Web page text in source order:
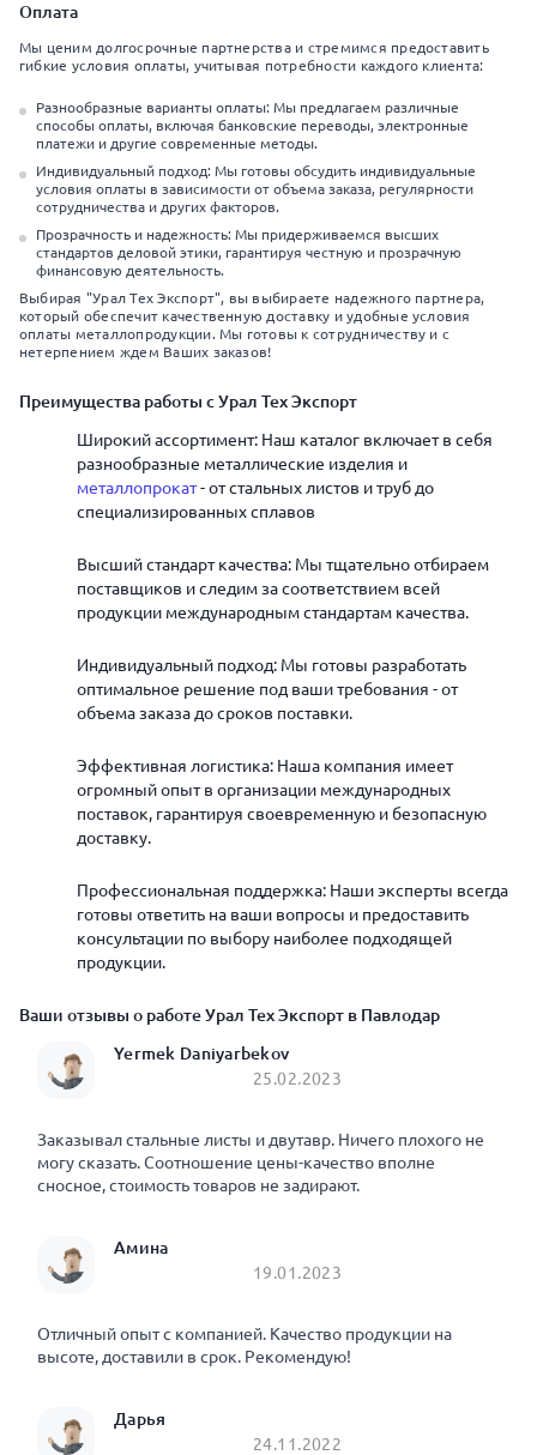
Оплата
Мы ценим долгосрочные партнерства и стремимся предоставить
гибкие условия оплаты, учитывая потребности каждого клиента:
Разнообразные варианты оплаты: Мы предлагаем различные
способы оплаты, включая банковские переводы, электронные
платежи и другие современные методы.
Индивидуальный подход: Мы готовы обсудить индивидуальные
условия оплаты в зависимости от объема заказа, регулярности
сотрудничества и других факторов.
Прозрачность и надежность: Мы придерживаемся высших
стандартов деловой этики, гарантируя честную и прозрачную
финансовую деятельность.
Выбирая "Урал Тех Экспорт", вы выбираете надежного партнера,
который обеспечит качественную доставку и удобные условия
оплаты металлопродукции. Мы готовы к сотрудничеству и с
нетерпением ждем Ваших заказов!
Преимущества работы с Урал Тех Экспорт
Широкий ассортимент: Наш каталог включает в себя
разнообразные металлические изделия и
металлопрокат- от стальных листов и труб до
специализированных сплавов
Высший стандарт качества: Мы тщательно отбираем
поставщиков и следим за соответствием всей
продукции международным стандартам качества.
Индивидуальный подход: Мы готовы разработать
оптимальное решение под ваши требования - от
объема заказа до сроков поставки.
Эффективная логистика: Наша компания имеет
огромный опыт в организации международных
поставок, гарантируя своевременную и безопасную
доставку.
Профессиональная поддержка: Наши эксперты всегда
готовы ответить на ваши вопросы и предоставить
консультации по выбору наиболее подходящей
продукции.
Ваши отзывы о работе Урал Тех Экспорт в Павлодар
Yermek Daniyarbekov
25.02.2023
Заказывал стальные листы и двутавр. Ничего плохого не
могу сказать. Соотношение цены-качество вполне
сносное, стоимость товаров не задирают.
Амина
19.01.2023
Отличный опыт с компанией. Качество продукции на
высоте, доставили в срок. Рекомендую!
Дарья
24.11.2022